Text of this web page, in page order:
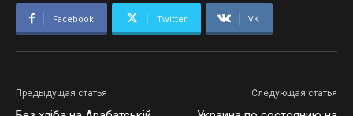
Facebook Twitter VK
Предыдущая статья Следующая статья